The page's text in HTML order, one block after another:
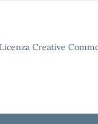
Creative